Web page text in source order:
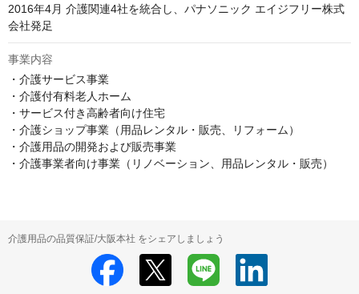
2016年4月 介護関連4社を統合し、パナソニック エイジフリー株式
会社発足
事業内容
・介護サービス事業
・介護付有料老人ホーム
・サービス付き高齢者向け住宅
・介護ショップ事業（用品レンタル・販売、リフォーム）
・介護用品の開発および販売事業
・介護事業者向け事業（リノベーション、用品レンタル・販売）
介護用品の品質保証/大阪本社 をシェアしましょう